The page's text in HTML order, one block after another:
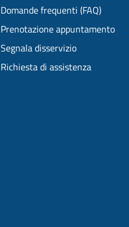
Domande frequenti (FAQ)
Prenotazione appuntamento
Segnala disservizio
Richiesta di assistenza